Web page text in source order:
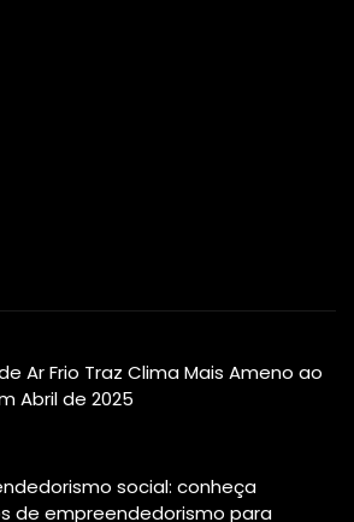
Ar Frio Traz Clima Mais Ameno ao
Abril de 2025
social: conheça
de empreendedorismo para